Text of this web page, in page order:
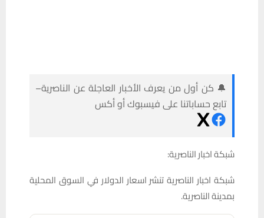
🔔 كن أول من يعرف الأخبار العاجلة عن الناصرية–
تابع حساباتنا على فيسبوك أو أكس
شبكة اخبار الناصرية:
شبكة اخبار الناصرية تنشر اسعار الدولار في السوق المحلية
بمدينة الناصرية.